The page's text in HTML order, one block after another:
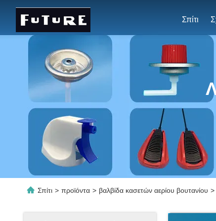
Σπίτι
Σπίτι > προϊόντα > βαλβίδα κασετών αερίου βουτανίου >